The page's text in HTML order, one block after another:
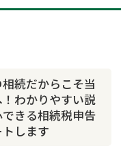
相続税申告
続だからこそ当
わかりやすい説
きる相続税申告
します